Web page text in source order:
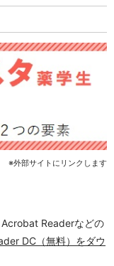
※外部サイトにリンクします
Acrobat Readerなどの
DC（無料）をダウ